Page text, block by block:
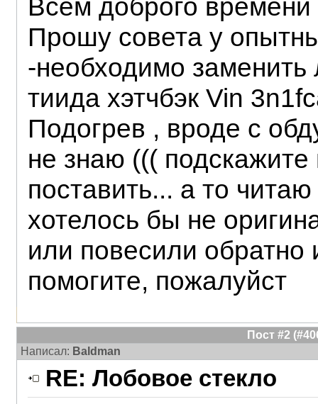
Всем доброго времени
Прошу совета у
-необходимо заменить
тиида хэтчбэк Vin
Подогрев , вроде с
не знаю ((( подскажите
поставить... а то
хотелось бы не
или повесили
помогите, пожалуйст
Пост #2
Написал: Baldman
RE: Лобовое стекло